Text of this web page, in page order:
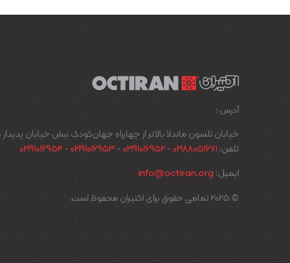
آدرس :
خیابان نلسون ماندلا بالاتر از چهارراه جهان‌کودک نبش خیابان پدیدار پلاک ۶۶
تلفن:02188051671
-
02191016952
-
02191016953
-
02191016954
ایمیل: info@octiran.org
© 2025 تمامی حقوق برای اکتیران محفوظ است.